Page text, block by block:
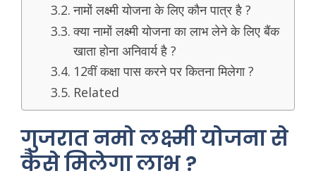
नामों लक्ष्मी योजना के लिए कौन पात्र है ?
क्या नामों लक्ष्मी योजना का लाभ लेने के लिए बैंक
खाता होना अनिवार्य है ?
12वीं कक्षा पास करने पर कितना मिलेगा ?
Related
गुजरात नमो लक्ष्मी योजना से
कैसे मिलेगा लाभ ?